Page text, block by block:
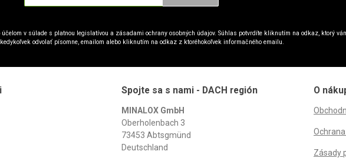
v súlade s platnou legislatívou a zásadami ochrany osobných údajov. Súhlas potvrdíte kliknutím na odkaz, ktorý
odvolať písomne, emailom alebo kliknutím na odkaz z ktoréhokoľvek informačného emailu.
Spojte sa s nami - DACH región
MINALOX GmbH
Oberholenbach 3
73453 Abtsgmünd
Deutschland
O
Zásady